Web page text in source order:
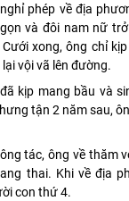
phép về địa
và đôi nam nữ
xong, ông chỉ
vội vã lên đường.
kịp mang bầu và
tận 2 năm sau,
tác, ông về thăm
thai. Khi về địa
con thứ 4.